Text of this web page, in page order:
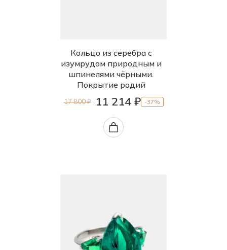
Кольцо из серебра с
изумрудом природным и
шпинелями чёрными.
Покрытие родий
17 800 ₽ 11 214 ₽ -37%